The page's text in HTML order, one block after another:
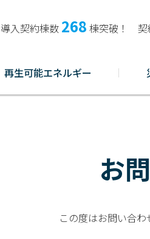
お
この度はお問い合わ
導入契約棟数 268 棟突破！
再生可能エネルギー